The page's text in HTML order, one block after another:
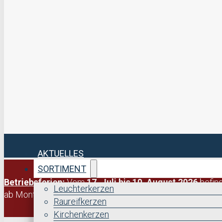
AKTUELLES
SORTIMENT
Leuchterkerzen
Raureifkerzen
Kirchenkerzen
Betriebsferien:Vom17. Juli bis 10. August 2026
ab Montag,
10. August 2026, bearbeitet.